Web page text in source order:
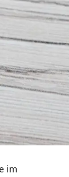
im